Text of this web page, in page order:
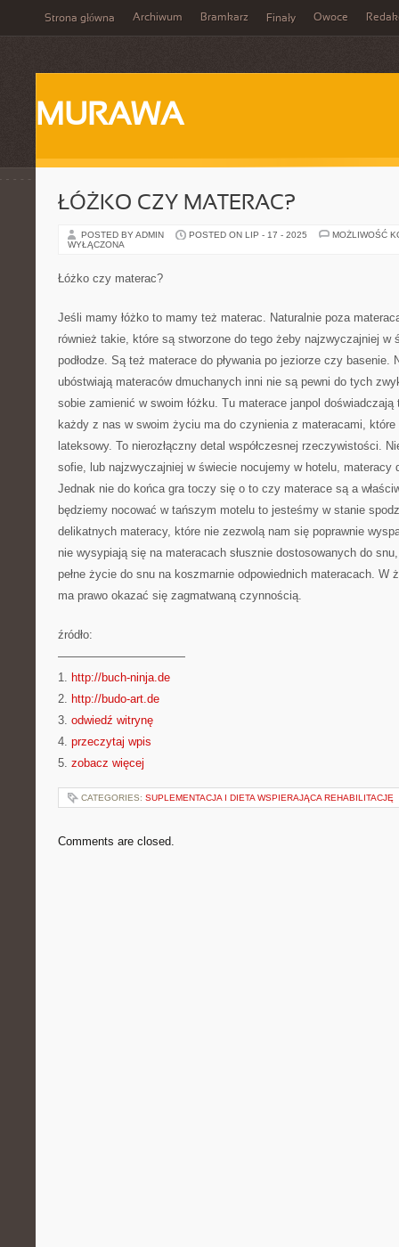
Strona główna Archiwum Bramkarz Finały Owoce
MURAWA
ŁÓŻKO CZY MATERAC?
POSTED BY ADMIN POSTED ON LIP - 17 - 2025
MOŻLIWOŚĆ
WYŁĄCZONA
Łóżko czy materac?
Jeśli mamy łóżko to mamy też materac. Naturalnie poza
również takie, które są stworzone do tego żeby najzwyczajniej w
podłodze. Są też materace do pływania po jeziorze czy basenie.
ubóstwiają materaców dmuchanych inni nie są pewni do tych
sobie zamienić w swoim łóżku. Tu materace janpol
każdy z nas w swoim życiu ma do czynienia z materacami, które
lateksowy. To nierozłączny detal współczesnej rzeczywistości.
sofie, lub najzwyczajniej w świecie nocujemy w hotelu, materacy
Jednak nie do końca gra toczy się o to czy materace są a
będziemy nocować w tańszym motelu to jesteśmy w stanie
delikatnych materacy, które nie zezwolą nam się poprawnie
nie wysypiają się na materacach słusznie dostosowanych do
pełne życie do snu na koszmarnie odpowiednich materacach. W
ma prawo okazać się zagmatwaną czynnością.
źródło:
———————————
1. http://buch-ninja.de
2. http://budo-art.de
3. odwiedź witrynę
4. przeczytaj wpis
5. zobacz więcej
CATEGORIES: SUPLEMENTACJA I DIETA WSPIERAJĄCA REHABILITACJĘ
Comments are closed.